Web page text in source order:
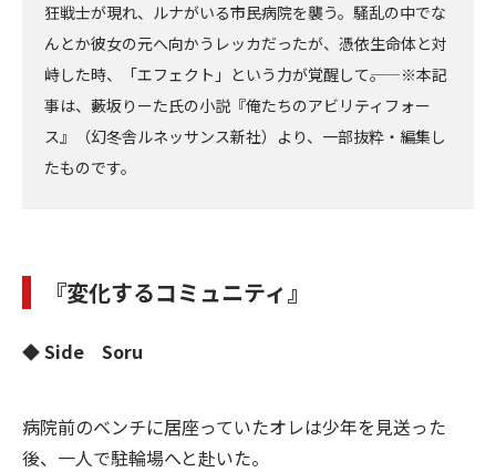
狂戦士が現れ、ルナがいる市民病院を襲う。騒乱の中でな
んとか彼女の元へ向かうレッカだったが、憑依生命体と対
峙した時、「エフェクト」という力が覚醒して――。 ※本記
事は、藪坂りーた氏の小説『俺たちのアビリティフォー
ス』（幻冬舎ルネッサンス新社）より、一部抜粋・編集し
たものです。
『変化するコミュニティ』
◆Side Soru
病院前のベンチに居座っていたオレは少年を見送った
後、一人で駐輪場へと赴いた。